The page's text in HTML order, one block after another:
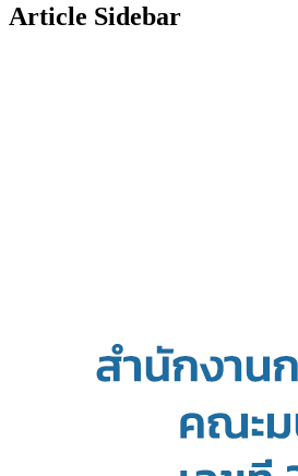
Article Sidebar